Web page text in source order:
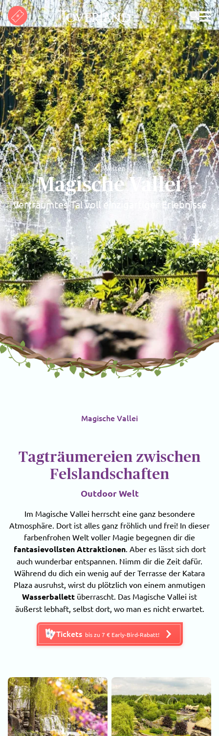
Suchen
Welten
Magische Vallei
Verträumtes Tal voll einzigartiger Erlebnisse
Magische Vallei
Tagträumereien zwischen
Felslandschaften
Outdoor Welt
Im Magische Vallei herrscht eine ganz besondere
Atmosphäre. Dort ist alles ganz fröhlich und frei! In dieser
farbenfrohen Welt voller Magie begegnen dir die
fantasievollsten Attraktionen. Aber es lässt sich dort
auch wunderbar entspannen. Nimm dir die Zeit dafür.
Während du dich ein wenig auf der Terrasse der Katara
Plaza ausruhst, wirst du plötzlich von einem anmutigen
Wasserballett überrascht. Das Magische Vallei ist
äußerst lebhaft, selbst dort, wo man es nicht erwartet.
Tickets bis zu 7 € Early-Bird-Rabatt!